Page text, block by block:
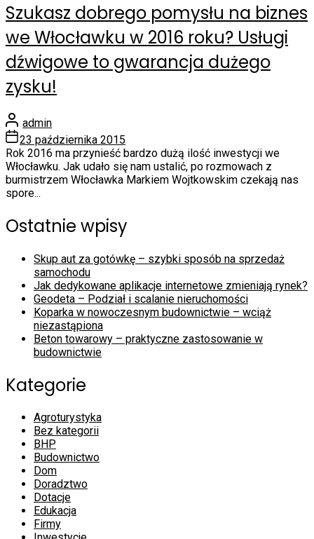
Szukasz dobrego pomysłu na biznes
we Włocławku w 2016 roku? Usługi
dźwigowe to gwarancja dużego
zysku!
admin
23 października 2015
Rok 2016 ma przynieść bardzo dużą ilość inwestycji we
Włocławku. Jak udało się nam ustalić, po rozmowach z
burmistrzem Włocławka Markiem Wojtkowskim czekają nas
spore...
Ostatnie wpisy
Skup aut za gotówkę – szybki sposób na sprzedaż
samochodu
Jak dedykowane aplikacje internetowe zmieniają rynek?
Geodeta – Podział i scalanie nieruchomości
Koparka w nowoczesnym budownictwie – wciąż
niezastąpiona
Beton towarowy – praktyczne zastosowanie w
budownictwie
Kategorie
Agroturystyka
Bez kategorii
BHP
Budownictwo
Dom
Doradztwo
Dotacje
Edukacja
Firmy